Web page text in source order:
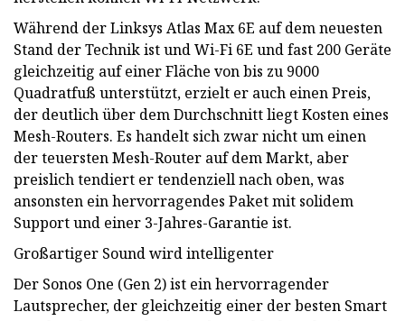
Während der Linksys Atlas Max 6E auf dem neuesten
Stand der Technik ist und Wi-Fi 6E und fast 200 Geräte
gleichzeitig auf einer Fläche von bis zu 9000
Quadratfuß unterstützt, erzielt er auch einen Preis,
der deutlich über dem Durchschnitt liegt Kosten eines
Mesh-Routers. Es handelt sich zwar nicht um einen
der teuersten Mesh-Router auf dem Markt, aber
preislich tendiert er tendenziell nach oben, was
ansonsten ein hervorragendes Paket mit solidem
Support und einer 3-Jahres-Garantie ist.
Großartiger Sound wird intelligenter
Der Sonos One (Gen 2) ist ein hervorragender
Lautsprecher, der gleichzeitig einer der besten Smart